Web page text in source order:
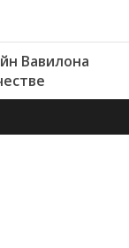
Вавилона